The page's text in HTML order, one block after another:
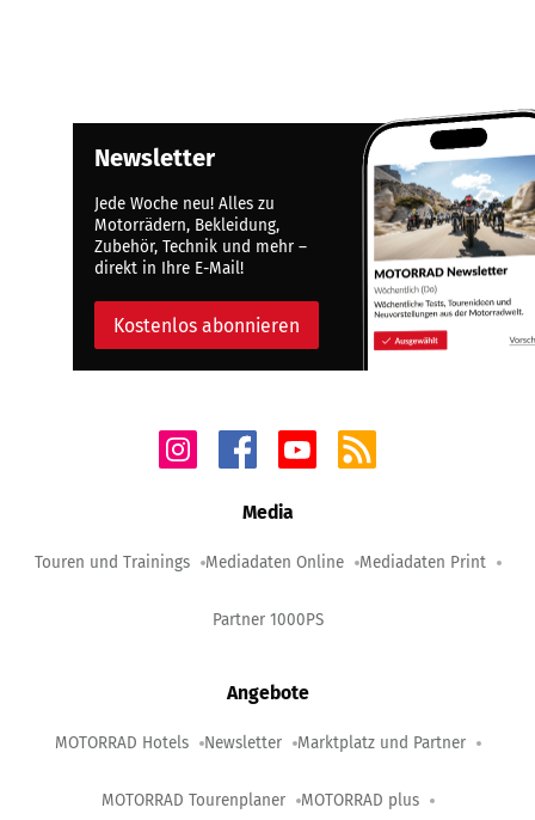
Newsletter
Jede Woche neu! Alles zu
Motorrädern, Bekleidung,
Zubehör, Technik und mehr –
direkt in Ihre E-Mail!
Kostenlos abonnieren
Media
Touren und Trainings Mediadaten Online Mediadaten Print
Partner 1000PS
Angebote
MOTORRAD Hotels Newsletter Marktplatz und Partner
MOTORRAD Tourenplaner MOTORRAD plus